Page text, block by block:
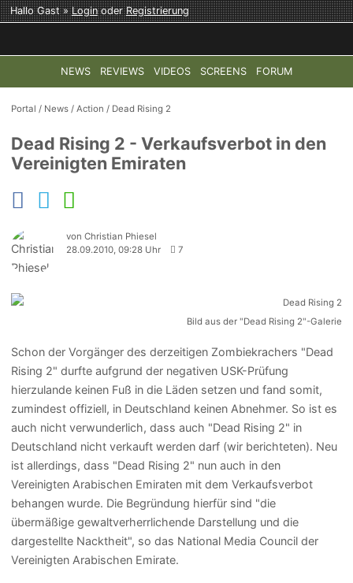
Hallo Gast »LoginoderRegistrierung
NEWS REVIEWS VIDEOS SCREENS FORUM
TOP-THEMEN: COD: MODERN WARFARE 4 HALO:
Portal / News /Action / Dead Rising 2
Dead Rising 2 - Verkaufsverbot in den
Vereinigten Emiraten
von Christian Phiesel
28.09.2010, 09:28 Uhr
7
Bild aus der "Dead Rising 2"-Galerie
Schon der Vorgänger des derzeitigen Zombiekrachers "Dead
Rising 2" durfte aufgrund der negativen USK-Prüfung
hierzulande keinen Fuß in die Läden setzen und fand somit,
zumindest offiziell, in Deutschland keinen Abnehmer. So ist es
auch nicht verwunderlich, dass auch "Dead Rising 2" in
Deutschland nicht verkauft werden darf (wir berichteten). Neu
ist allerdings, dass "Dead Rising 2" nun auch in den
Vereinigten Arabischen Emiraten mit dem Verkaufsverbot
behangen wurde. Die Begründung hierfür sind "die
übermäßige gewaltverherrlichende Darstellung und die
dargestellte Nacktheit", so das National Media Council der
Vereinigten Arabischen Emirate.